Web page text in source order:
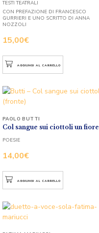
15,00€
TESTI TEATRALI
CON PREFAZIONE DI FRANCESCO
GURRIERI E UNO SCRITTO DI ANNA
NOZZOLI
AGGIUNGI AL CARRELLO
Col sangue sui ciottoli un fiore
14,00€
PAOLO BUTTI
POESIE
AGGIUNGI AL CARRELLO